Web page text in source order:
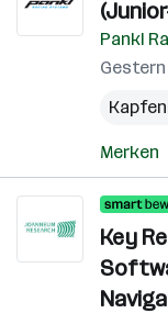
Pankl
Merken
Key